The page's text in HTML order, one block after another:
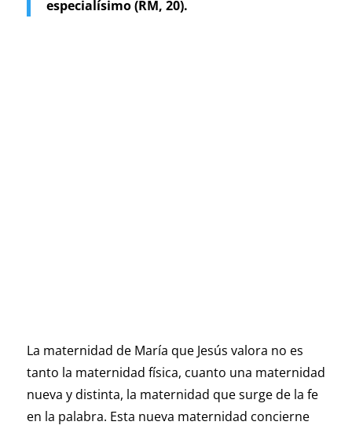
especialísimo (RM, 20).
La maternidad de María que Jesús valora no es
tanto la maternidad física, cuanto una maternidad
nueva y distinta, la maternidad que surge de la fe
en la palabra. Esta nueva maternidad concierne